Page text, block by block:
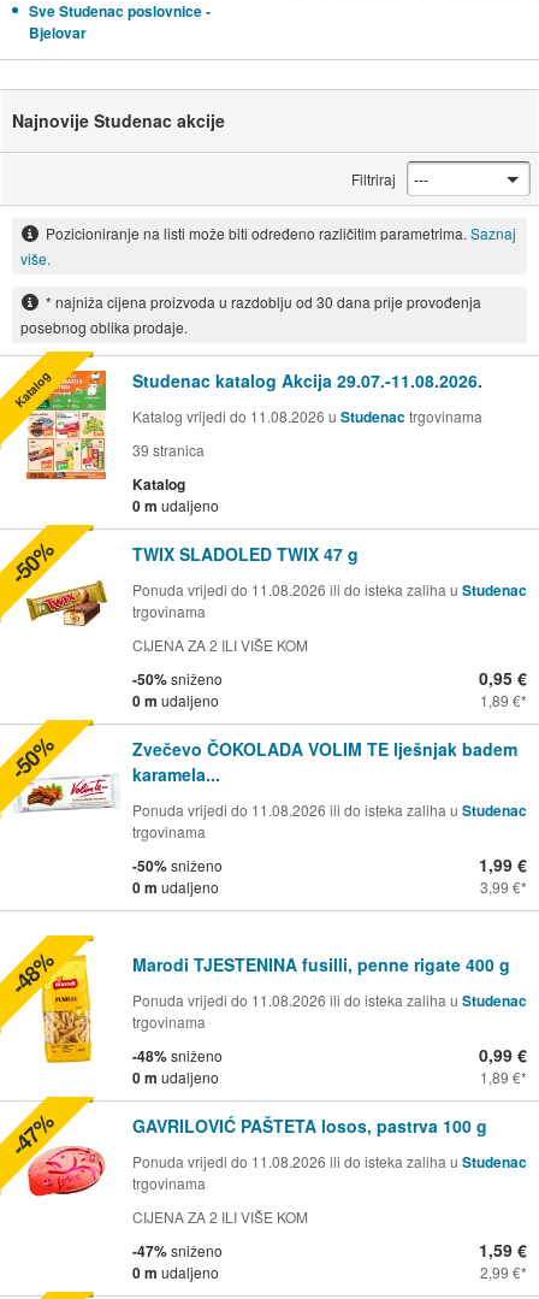
Sve Studenac poslovnice -
Bjelovar
Najnovije Studenac akcije
Filtriraj
Pozicioniranje na listi može biti određeno različitim parametrima. Saznaj
više.
* najniža cijena proizvoda u razdoblju od 30 dana prije provođenja
posebnog oblika prodaje.
Studenac katalog Akcija 29.07.-11.08.2026.
Katalog vrijedi do 11.08.2026 u Studenactrgovinama
39 stranica
Katalog
0 m udaljeno
Katalog
TWIX SLADOLED TWIX 47 g
Ponuda vrijedi do 11.08.2026 ili do isteka zaliha u Studenac
trgovinama
CIJENA ZA 2 ILI VIŠE KOM
-50%sniženo
0 m udaljeno
0,95 €
1,89 €
-50%
Zvečevo ČOKOLADA VOLIM TE lješnjak badem
karamela...
Ponuda vrijedi do 11.08.2026 ili do isteka zaliha u Studenac
trgovinama
-50%sniženo
0 m udaljeno
1,99 €
3,99 €
-50%
Marodi TJESTENINA fusilli, penne rigate 400 g
Ponuda vrijedi do 11.08.2026 ili do isteka zaliha u Studenac
trgovinama
-48%sniženo
0 m udaljeno
0,99 €
1,89 €
-48%
GAVRILOVIĆ PAŠTETA losos, pastrva 100 g
Ponuda vrijedi do 11.08.2026 ili do isteka zaliha u Studenac
trgovinama
CIJENA ZA 2 ILI VIŠE KOM
-47%sniženo
0 m udaljeno
1,59 €
2,99 €
-47%